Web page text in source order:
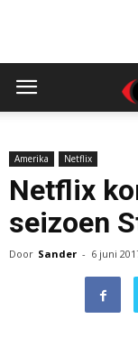
Amerika Netflix
Netflix
seizoen
Door Sander - 6 juni